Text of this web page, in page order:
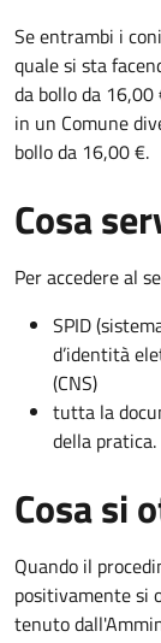
Se entrambi i
quale si sta
da bollo da
in un Comune
bollo da 16,00 €.
Cosa
Per accedere al
SPID
d’identità
(CNS)
tutta la
della pratica.
Cosa si
Quando il
positivamente si
tenuto